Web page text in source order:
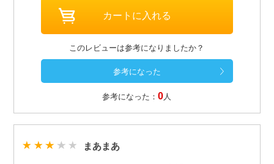
このレビューは参考になりましたか？
参考になった：0 人
まあまあ